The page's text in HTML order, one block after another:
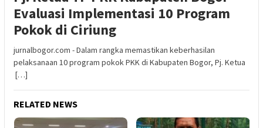
Evaluasi Implementasi 10 Program
Pokok di Ciriung
jurnalbogor.com - Dalam rangka memastikan keberhasilan
pelaksanaan 10 program pokok PKK di Kabupaten Bogor, Pj. Ketua
[…]
RELATED NEWS